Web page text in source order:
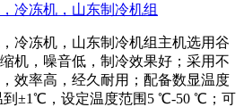
冷冻机，山东制冷机组
冷冻机，山东制冷机组主机选用谷
机，噪音低，制冷效果好；采用不
效率高，经久耐用；配备数显温度
到±1℃，设定温度范围5 ℃-50 ℃；可